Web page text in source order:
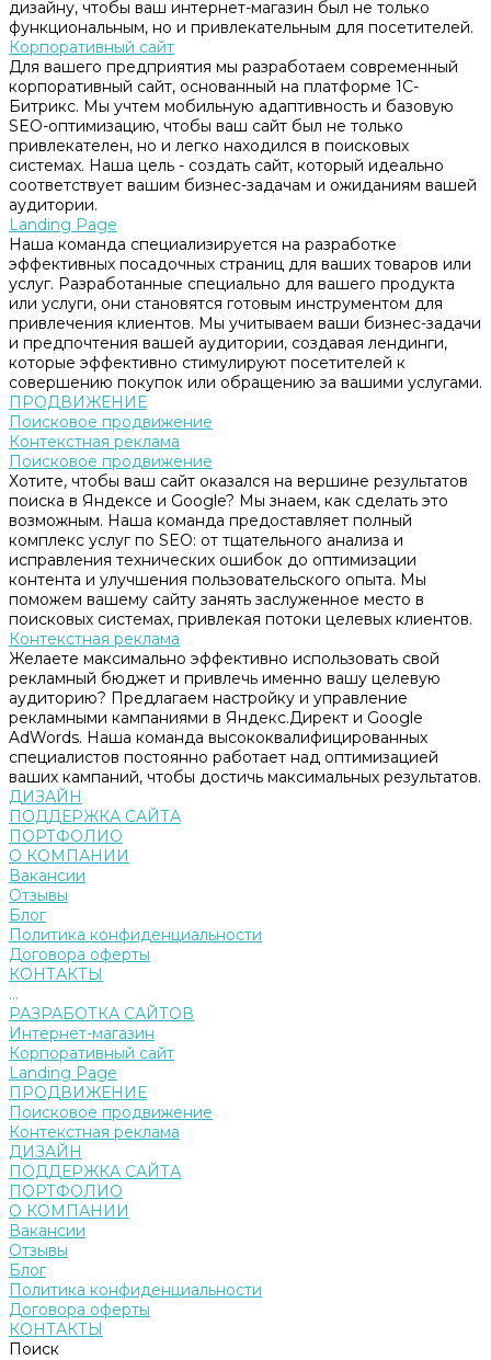
дизайну, чтобы ваш интернет-магазин был не только
функциональным, но и привлекательным для посетителей.
Корпоративный сайт
Для вашего предприятия мы разработаем современный
корпоративный сайт, основанный на платформе 1С-
Битрикс. Мы учтем мобильную адаптивность и базовую
SEO-оптимизацию, чтобы ваш сайт был не только
привлекателен, но и легко находился в поисковых
системах. Наша цель - создать сайт, который идеально
соответствует вашим бизнес-задачам и ожиданиям вашей
аудитории.
Landing Page
Наша команда специализируется на разработке
эффективных посадочных страниц для ваших товаров или
услуг. Разработанные специально для вашего продукта
или услуги, они становятся готовым инструментом для
привлечения клиентов. Мы учитываем ваши бизнес-задачи
и предпочтения вашей аудитории, создавая лендинги,
которые эффективно стимулируют посетителей к
совершению покупок или обращению за вашими услугами.
ПРОДВИЖЕНИЕ
Поисковое продвижение
Контекстная реклама
Поисковое продвижение
Хотите, чтобы ваш сайт оказался на вершине результатов
поиска в Яндексе и Google? Мы знаем, как сделать это
возможным. Наша команда предоставляет полный
комплекс услуг по SEO: от тщательного анализа и
исправления технических ошибок до оптимизации
контента и улучшения пользовательского опыта. Мы
поможем вашему сайту занять заслуженное место в
поисковых системах, привлекая потоки целевых клиентов.
Контекстная реклама
Желаете максимально эффективно использовать свой
рекламный бюджет и привлечь именно вашу целевую
аудиторию? Предлагаем настройку и управление
рекламными кампаниями в Яндекс.Директ и Google
AdWords. Наша команда высококвалифицированных
специалистов постоянно работает над оптимизацией
ваших кампаний, чтобы достичь максимальных результатов.
ДИЗАЙН
ПОДДЕРЖКА САЙТА
ПОРТФОЛИО
О КОМПАНИИ
Вакансии
Отзывы
Блог
Политика конфиденциальности
Договора оферты
КОНТАКТЫ
...
РАЗРАБОТКА САЙТОВ
Интернет-магазин
Корпоративный сайт
Landing Page
ПРОДВИЖЕНИЕ
Поисковое продвижение
Контекстная реклама
ДИЗАЙН
ПОДДЕРЖКА САЙТА
ПОРТФОЛИО
О КОМПАНИИ
Вакансии
Отзывы
Блог
Политика конфиденциальности
Договора оферты
КОНТАКТЫ
Поиск